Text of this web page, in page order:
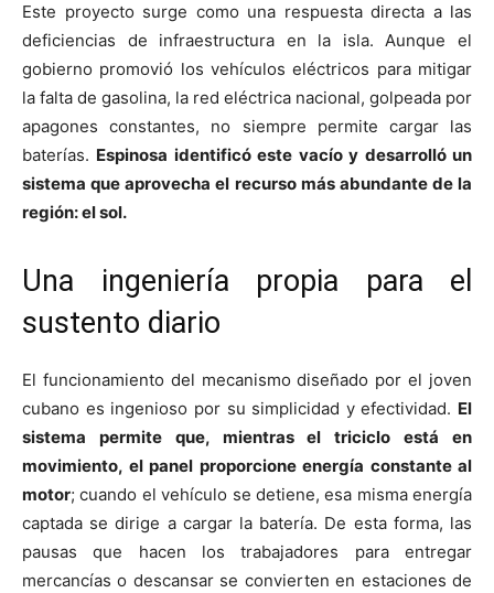
Este proyecto surge como una respuesta directa a las
deficiencias de infraestructura en la isla. Aunque el
gobierno promovió los vehículos eléctricos para mitigar
la falta de gasolina, la red eléctrica nacional, golpeada por
apagones constantes, no siempre permite cargar las
baterías. Espinosa identificó este vacío y desarrolló un
sistema que aprovecha el recurso más abundante de la
región: el sol.
Una ingeniería propia para el
sustento diario
El funcionamiento del mecanismo diseñado por el joven
cubano es ingenioso por su simplicidad y efectividad. El
sistema permite que, mientras el triciclo está en
movimiento, el panel proporcione energía constante al
motor; cuando el vehículo se detiene, esa misma energía
captada se dirige a cargar la batería. De esta forma, las
pausas que hacen los trabajadores para entregar
mercancías o descansar se convierten en estaciones de